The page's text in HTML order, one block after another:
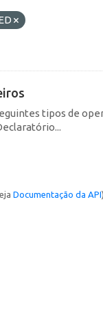
tipos de
Documentação da API